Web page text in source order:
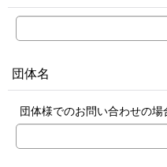
団体名
団体様でのお問い合わせの場